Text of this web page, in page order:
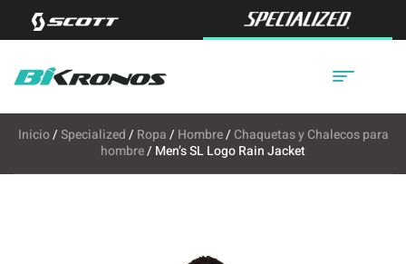
Inicio/Specialized/ Ropa/ Hombre/ Chaquetas y Chalecos para
hombre/ Men’s SL Logo Rain Jacket